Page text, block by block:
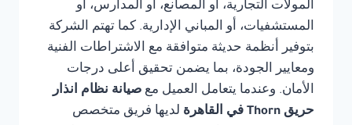
المولات التجارية، أو المصانع، أو المدارس، أو
المستشفيات، أو المباني الإدارية. كما تهتم الشركة
بتوفير أنظمة حديثة متوافقة مع الاشتراطات الفنية
ومعايير الجودة، بما يضمن تحقيق أعلى درجات
الأمان. وعندما يتعامل العميل مع صيانة نظام انذار
حريق Thorn في القاهرة
لديها فريق متخصص